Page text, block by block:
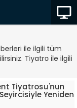
ile ilgili tüm
Tiyatro ile ilgili
Tiyatrosu'nun
Yeniden